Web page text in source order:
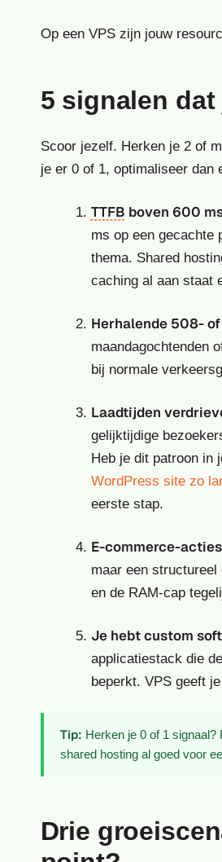
Op een VPS zijn jouw
5 signalen
Scoor jezelf. Herken je 2 of
je er 0 of 1, optimaliseer dan
TTFB boven 600
ms op een gecachte
thema. Shared
caching al aan staat
Herhalende 508-
maandagochtenden
bij normale
Laadtijden
gelijktijdige
Heb je dit patroon in
WordPress site zo
eerste stap.
E-commerce-
maar een
en de RAM-cap
Je hebt custom
applicatiestack die
beperkt. VPS geeft
Tip: Herken je 0 of 1
shared hosting al goed voor
Drie